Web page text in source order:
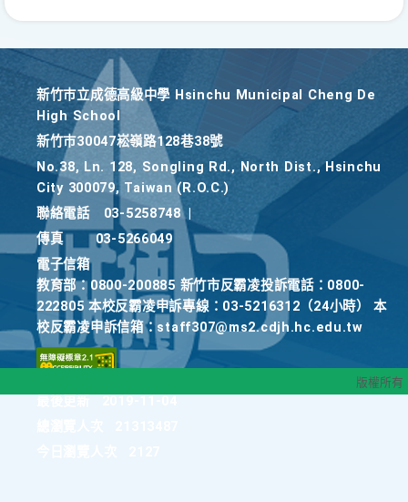
新竹巿立成德高級中學 Hsinchu Municipal Cheng De
High School
新竹巿30047崧嶺路128巷38號
No.38, Ln. 128, Songling Rd., North Dist., Hsinchu
City 300079, Taiwan (R.O.C.)
聯絡電話
03-5258748
傳真
03-5266049
電子信箱
教育部：0800-200885 新竹市反霸凌投訴電話：0800-
222805 本校反霸凌申訴專線：03-5216312（24小時） 本
校反霸凌申訴信箱：staff307@ms2.cdjh.hc.edu.tw
版權所有